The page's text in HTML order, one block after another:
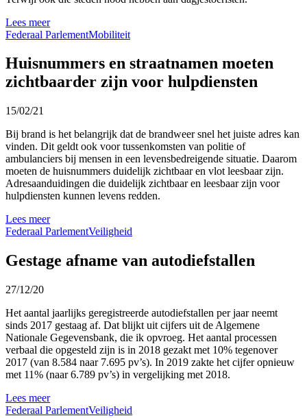
Lees meer
Federaal ParlementMobiliteit
Huisnummers en straatnamen moeten
zichtbaarder zijn voor hulpdiensten
15/02/21
Bij brand is het belangrijk dat de brandweer snel het juiste adres kan
vinden. Dit geldt ook voor tussenkomsten van politie of
ambulanciers bij mensen in een levensbedreigende situatie. Daarom
moeten de huisnummers duidelijk zichtbaar en vlot leesbaar zijn.
Adresaanduidingen die duidelijk zichtbaar en leesbaar zijn voor
hulpdiensten kunnen levens redden.
Lees meer
Federaal ParlementVeiligheid
Gestage afname van autodiefstallen
27/12/20
Het aantal jaarlijks geregistreerde autodiefstallen per jaar neemt
sinds 2017 gestaag af. Dat blijkt uit cijfers uit de Algemene
Nationale Gegevensbank, die ik opvroeg. Het aantal processen
verbaal die opgesteld zijn is in 2018 gezakt met 10% tegenover
2017 (van 8.584 naar 7.695 pv’s). In 2019 zakte het cijfer opnieuw
met 11% (naar 6.789 pv’s) in vergelijking met 2018.
Lees meer
Federaal ParlementVeiligheid